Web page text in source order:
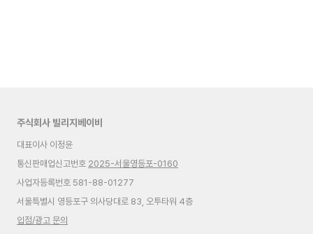
주식회사 빌리지베이비
대표이사 이정윤
통신판매업신고번호 2025-서울영등포-0160
사업자등록번호 581-88-01277
서울특별시 영등포구 의사당대로 83, 오투타워 4층
입점/광고 문의